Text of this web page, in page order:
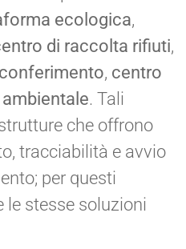
ecologica,
di raccolta rifiuti,
, centro
. Tali
che offrono
tracciabilità e avvio
per questi
le stesse soluzioni